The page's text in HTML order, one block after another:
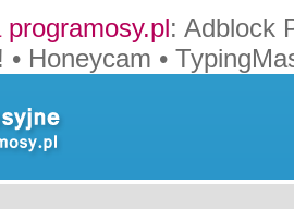
: Adblock
• Honeycam •